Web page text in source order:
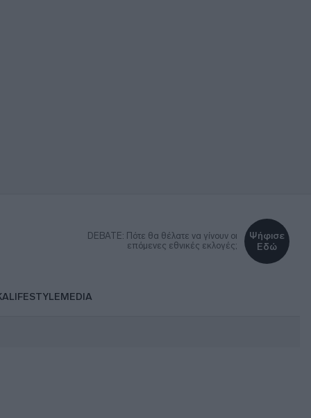
DEBATE: Πότε θα θέλατε να γίνουν οι
επόμενες εθνικές εκλογές;
Ψήφισε
Εδώ
LIFESTYLEMEDIA